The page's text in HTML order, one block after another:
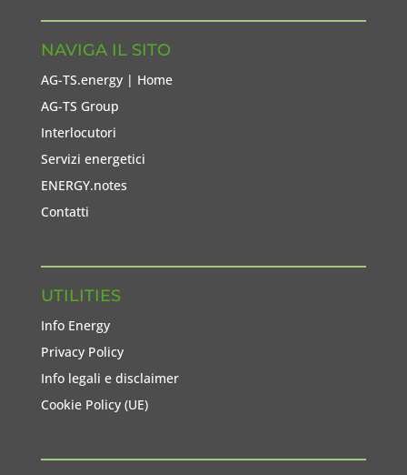
NAVIGA IL SITO
AG-TS.energy | Home
AG-TS Group
Interlocutori
Servizi energetici
ENERGY.notes
Contatti
UTILITIES
Info Energy
Privacy Policy
Info legali e disclaimer
Cookie Policy (UE)